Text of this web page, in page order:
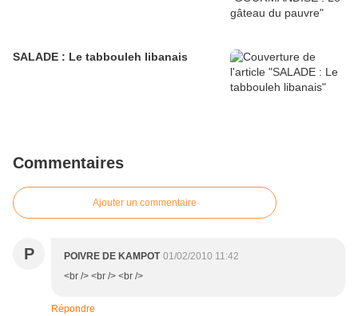
SALADE : Le tabbouleh libanais
Commentaires
Ajouter un commentaire
P POIVRE DE KAMPOT 01/02/2010 11:42
<br /> <br /> <br />
Répondre